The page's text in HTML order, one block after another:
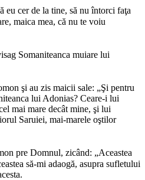
eu cer de la tine, să nu întorci faţa
maica mea, că nu te voiu
Somaniteanca muiare lui
şi au zis maicii sale: „Şi pentru
lui Adonias? Ceare-i lui
mai mare decât mine, şi lui
Saruiei, mai-marele oştilor
pre Domnul, zicând: „Aceastea
să-mi adaogă, asupra sufletului